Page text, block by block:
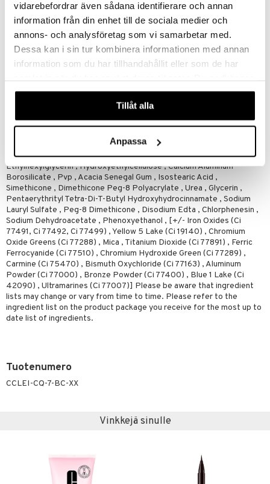
vidarebefordrar även sådana identifierare och annan
information från din enhet till de sociala medier och
annons- och analysföretag som vi samarbetar med.
Dessa kan i sin tur kombinera informationen med annan
information som du har tillhandahållit eller som de har
våra cookies vid fortsatt användande av vår webbplats.
Tillåt alla
Anpassa
Pidä harjaa pystysuorassa, kun levität alaripsiin.
Älä vedä harjaa sisään ja ulos säiliöstä, koska ilma voi päästä
sisään ja kuivattaa ripsivärin.
Anna ripsivärin kuivua levityskertojen välillä - näin vältät
paakkuuntumisen.
Ainesosat
Water\Aqua\Eau , Copernicia Cerifera (Carnauba) Wax\Cera
Carnauba\Cire De Carnauba , Stearic Acid , Glyceryl Stearate ,
Propanediol , Vp/Eicosene Copolymer , Sodium Hyaluronate , Lauroyl
Lysine , Pantethine , Melanin , Panthenol , Hydrolyzed Wheat Protein ,
Ethylhexylglycerin , Hydroxyethylcellulose , Calcium Aluminum
Borosilicate , Pvp , Acacia Senegal Gum , Isostearic Acid ,
Simethicone , Dimethicone Peg-8 Polyacrylate , Urea , Glycerin ,
Pentaerythrityl Tetra-Di-T-Butyl Hydroxyhydrocinnamate , Sodium
Lauryl Sulfate , Peg-8 Dimethicone , Disodium Edta , Chlorphenesin ,
Sodium Dehydroacetate , Phenoxyethanol , [+/- Iron Oxides (Ci
77491, Ci 77492, Ci 77499) , Yellow 5 Lake (Ci 19140) , Chromium
Oxide Greens (Ci 77288) , Mica , Titanium Dioxide (Ci 77891) , Ferric
Ferrocyanide (Ci 77510) , Chromium Hydroxide Green (Ci 77289) ,
Carmine (Ci 75470) , Bismuth Oxychloride (Ci 77163) , Aluminum
Powder (Ci 77000) , Bronze Powder (Ci 77400) , Blue 1 Lake (Ci
42090) , Ultramarines (Ci 77007)] Please be aware that ingredient
lists may change or vary from time to time. Please refer to the
ingredient list on the product package you receive for the most up to
date list of ingredients.
Tuotenumero
CCLEI-CQ-7-BC-XX
Vinkkejä sinulle